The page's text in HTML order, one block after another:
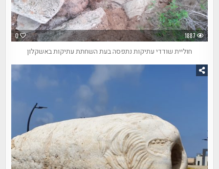
0 1887
חוליית שודדי עתיקות נתפסה בעת השחתת עתיקות באשקלון